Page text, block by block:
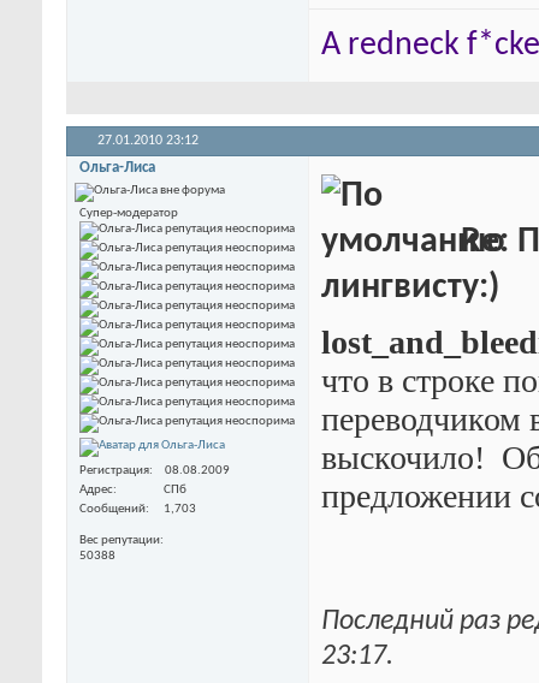
A redneck
27.01.2010 23:12
Ольга-Лиса
Супер-модератор
Регистрация
08.08.2009
Адрес
СПб
Сообщений
1,703
Вес репутации
50388
Re:
лингвисту:)
что в строке
переводчиком
выскочило!
предложении
Последний раз
23:17.